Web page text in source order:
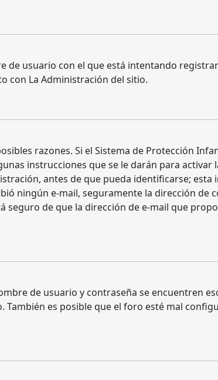
de usuario con el que está intentando
con La Administración del sitio.
razones. Si el Sistema de Protección
instrucciones que se le darán para activar
antes de que pueda identificarse;
ningún e-mail, seguramente la dirección de
de que la dirección de e-mail que
de usuario y contraseña se encuentren
es posible que el foro esté mal